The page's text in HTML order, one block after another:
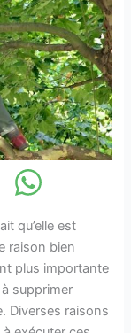
qu’elle est
raison bien
plus importante
à supprimer
Diverses raisons